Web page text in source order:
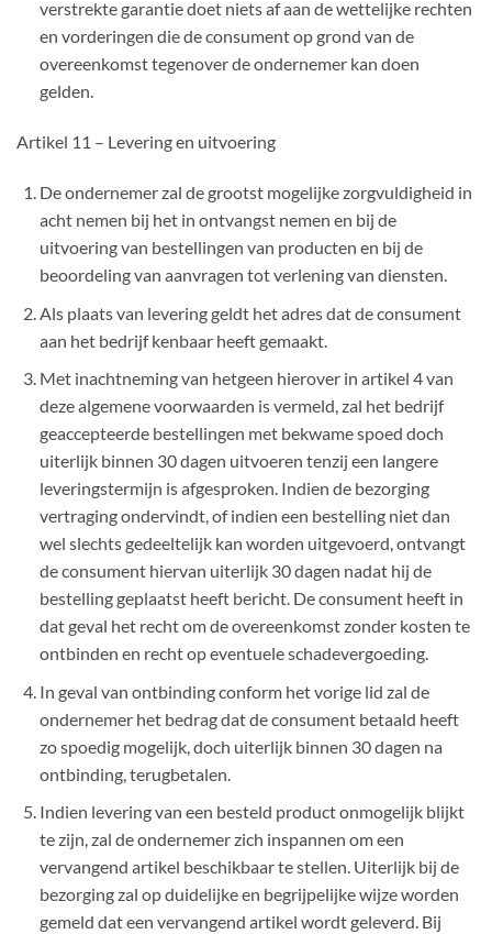
verstrekte garantie doet niets af aan de wettelijke rechten
en vorderingen die de consument op grond van de
overeenkomst tegenover de ondernemer kan doen
gelden.
Artikel 11 – Levering en uitvoering
De ondernemer zal de grootst mogelijke zorgvuldigheid in
acht nemen bij het in ontvangst nemen en bij de
uitvoering van bestellingen van producten en bij de
beoordeling van aanvragen tot verlening van diensten.
Als plaats van levering geldt het adres dat de consument
aan het bedrijf kenbaar heeft gemaakt.
Met inachtneming van hetgeen hierover in artikel 4 van
deze algemene voorwaarden is vermeld, zal het bedrijf
geaccepteerde bestellingen met bekwame spoed doch
uiterlijk binnen 30 dagen uitvoeren tenzij een langere
leveringstermijn is afgesproken. Indien de bezorging
vertraging ondervindt, of indien een bestelling niet dan
wel slechts gedeeltelijk kan worden uitgevoerd, ontvangt
de consument hiervan uiterlijk 30 dagen nadat hij de
bestelling geplaatst heeft bericht. De consument heeft in
dat geval het recht om de overeenkomst zonder kosten te
ontbinden en recht op eventuele schadevergoeding.
In geval van ontbinding conform het vorige lid zal de
ondernemer het bedrag dat de consument betaald heeft
zo spoedig mogelijk, doch uiterlijk binnen 30 dagen na
ontbinding, terugbetalen.
Indien levering van een besteld product onmogelijk blijkt
te zijn, zal de ondernemer zich inspannen om een
vervangend artikel beschikbaar te stellen. Uiterlijk bij de
bezorging zal op duidelijke en begrijpelijke wijze worden
gemeld dat een vervangend artikel wordt geleverd. Bij